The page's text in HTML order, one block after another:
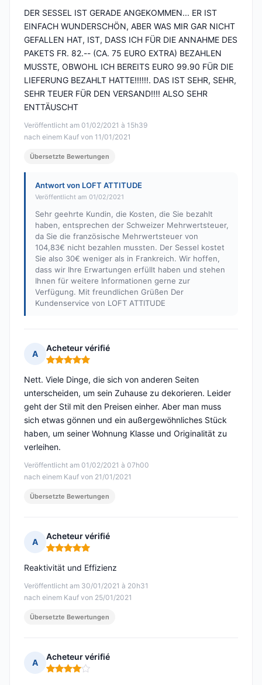
Veröffentlicht am 01/02/2021 à 15h39
nach einem Kauf von 11/01/2021
DER SESSEL IST GERADE ANGEKOMMEN... ER IST
EINFACH WUNDERSCHÖN, ABER WAS MIR GAR NICHT
GEFALLEN HAT, IST, DASS ICH FÜR DIE ANNAHME DES
PAKETS FR. 82.-- (CA. 75 EURO EXTRA) BEZAHLEN
MUSSTE, OBWOHL ICH BEREITS EURO 99.90 FÜR DIE
LIEFERUNG BEZAHLT HATTE!!!!!!. DAS IST SEHR, SEHR,
SEHR TEUER FÜR DEN VERSAND!!!! ALSO SEHR
ENTTÄUSCHT
Übersetzte Bewertungen
Antwort von LOFT ATTITUDE
Veröffentlicht am 01/02/2021
Sehr geehrte Kundin, die Kosten, die Sie bezahlt
haben, entsprechen der Schweizer Mehrwertsteuer,
da Sie die französische Mehrwertsteuer von
104,83€ nicht bezahlen mussten. Der Sessel kostet
Sie also 30€ weniger als in Frankreich. Wir hoffen,
dass wir Ihre Erwartungen erfüllt haben und stehen
Ihnen für weitere Informationen gerne zur
Verfügung. Mit freundlichen Grüßen Der
Kundenservice von LOFT ATTITUDE
A
Acheteur vérifié
Hinweis: 5 von 5
Veröffentlicht am 01/02/2021 à 07h00
nach einem Kauf von 21/01/2021
Nett. Viele Dinge, die sich von anderen Seiten
unterscheiden, um sein Zuhause zu dekorieren. Leider
geht der Stil mit den Preisen einher. Aber man muss
sich etwas gönnen und ein außergewöhnliches Stück
haben, um seiner Wohnung Klasse und Originalität zu
verleihen.
Übersetzte Bewertungen
A
Acheteur vérifié
Hinweis: 5 von 5
Veröffentlicht am 30/01/2021 à 20h31
nach einem Kauf von 25/01/2021
Reaktivität und Effizienz
Übersetzte Bewertungen
A
Acheteur vérifié
Hinweis: 4 von 5